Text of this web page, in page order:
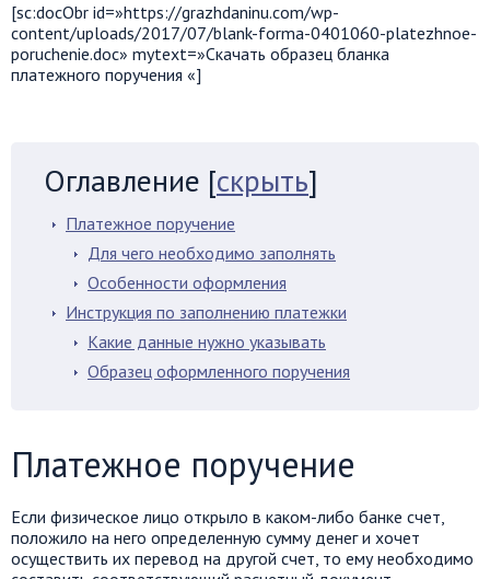
[sc:docObr id=»https://grazhdaninu.com/wp-
content/uploads/2017/07/blank-forma-0401060-platezhnoe-
poruchenie.doc» mytext=»Скачать образец бланка
платежного поручения «]
Оглавление [скрыть]
Платежное поручение
Для чего необходимо заполнять
Особенности оформления
Инструкция по заполнению платежки
Какие данные нужно указывать
Образец оформленного поручения
Платежное поручение
Если физическое лицо открыло в каком-либо банке счет,
положило на него определенную сумму денег и хочет
осуществить их перевод на другой счет, то ему необходимо